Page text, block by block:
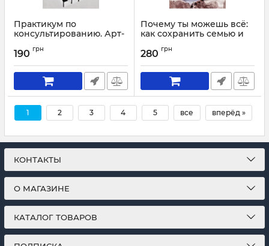
Практикум по
консультированию. Арт-
Артикул:
190 грн
Почему ты можешь всё:
как сохранить семью и
Артикул:
280 грн
1 2 3 4 5 все вперёд »
КОНТАКТЫ
О МАГАЗИНЕ
КАТАЛОГ ТОВАРОВ